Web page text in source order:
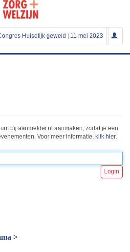
Huiselijk geweld | 11 mei 2023
bij aanmelder.nl aanmaken, zodat je een
Voor meer informatie, klik hier.
Login
>